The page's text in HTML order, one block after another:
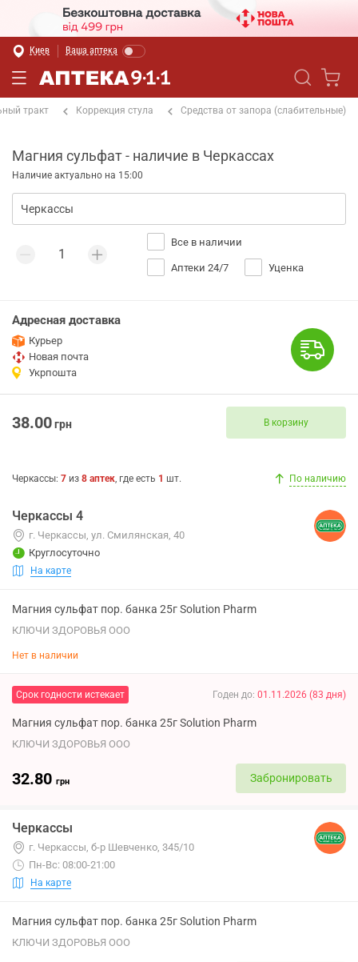
Киев Ваша аптека
тракт Коррекция стула Средства от запора (слабительные)
Магния сульфат - наличие в Черкассах
Наличие актуально на 15:00
Все в наличии
Аптеки 24/7 Уценка
Адресная доставка
Курьер
Новая почта
Укрпошта
38.00грн В корзину
Черкассы: 7 из 8 аптек, где есть 1 шт. По наличию
Черкассы 4
г. Черкассы, ул. Смилянская, 40
Круглосуточно
На карте
Магния сульфат пор. банка 25г Solution Pharm
КЛЮЧИ ЗДОРОВЬЯ ООО
Нет в наличии
Срок годности истекает Годен до: 01.11.2026 (83 дня)
Магния сульфат пор. банка 25г Solution Pharm
КЛЮЧИ ЗДОРОВЬЯ ООО
32.80 грн Забронировать
Черкассы
г. Черкассы, б-р Шевченко, 345/10
Пн-Вс: 08:00-21:00
На карте
Магния сульфат пор. банка 25г Solution Pharm
КЛЮЧИ ЗДОРОВЬЯ ООО